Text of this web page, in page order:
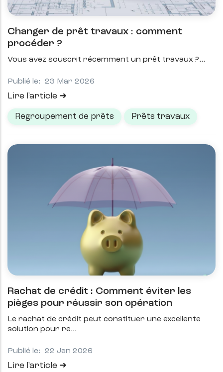
Changer de prêt travaux : comment
procéder ?
Vous avez souscrit récemment un prêt travaux ?
Publié le: 23 Mar 2026
Lire l'article
Regroupement de prêts Prêts travaux
Rachat de crédit : Comment éviter les
pièges pour réussir son opération
Le rachat de crédit peut constituer une excellente
solution pour re
Publié le: 22 Jan 2026
Lire l'article